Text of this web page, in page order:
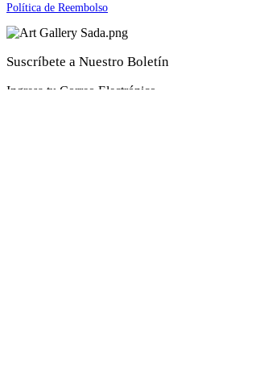
Política de Reembolso
Suscríbete a Nuestro Boletín
Ingresa tu Correo Electrónico